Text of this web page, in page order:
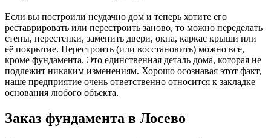
Если вы построили неудачно дом и теперь хотите его
реставрировать или перестроить заново, то можно переделать
стены, перестенки, заменить двери, окна, каркас крыши или
её покрытие. Перестроить (или восстановить) можно все,
кроме фундамента. Это единственная деталь дома, которая не
подлежит никаким изменениям. Хорошо осознавая этот факт,
наше предприятие очень ответственно относится к закладке
основания любого объекта.
Заказ фундамента в Лосево